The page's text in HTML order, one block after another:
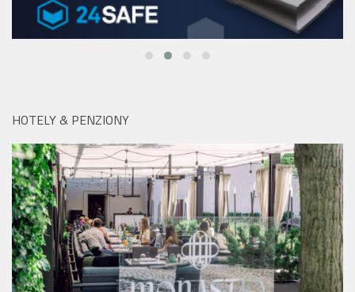
HOTELY & PENZIONY